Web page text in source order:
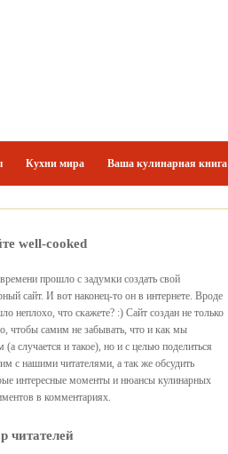
Кухни мира Ваша кулинарная книга
well-cooked
прошло с задумки создать свой
сайт. И вот наконец-то он в интернете. Вроде
неплохо, что скажете? :) Сайт создан не только
чтобы самим не забывать, что и как мы
(а случается и такое), но и с целью поделиться
с нашими читателями, а так же обсудить
интересные моменты и нюансы кулинарных
в комментариях.
читателей